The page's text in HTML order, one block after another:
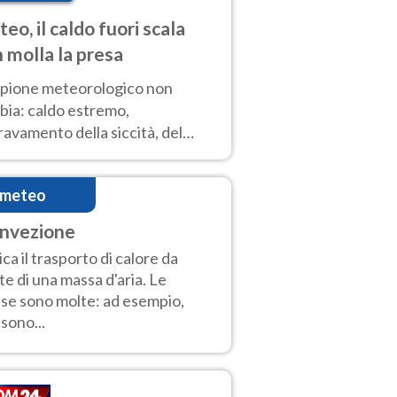
il caldo fuori scala
molla la presa
meteorologico non
caldo estremo,
della siccità, del
incendi e temporali di
Nessun cambiamento fino
il trasporto di calore da
di una massa d'aria. Le
sono molte: ad esempio,